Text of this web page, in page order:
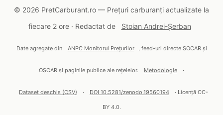
© 2026 PretCarburant.ro — Prețuri carburanți actualizate la
fiecare 2 ore · Redactat de
Stoian Andrei-Șerban
Date agregate din ANPC Monitorul Prețurilor , feed-uri directe SOCAR și
OSCAR și paginile publice ale rețelelor. Metodologie ·
Dataset deschis (CSV) · DOI 10.5281/zenodo.19560194 · Licență CC-
BY 4.0.